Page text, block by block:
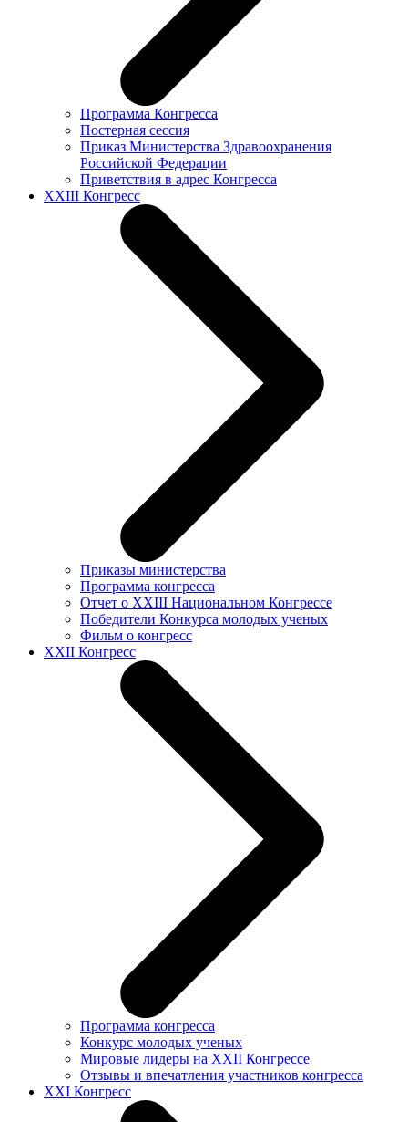
Программа Конгресса
Постерная сессия
Приказ Министерства Здравоохранения
Российской Федерации
Приветствия в адрес Конгресса
XXIII Конгресс
Приказы министерства
Программа конгресса
Отчет о XXIII Национальном Конгрессе
Победители Конкурса молодых ученых
Фильм о конгресс
XXII Конгресс
Программа конгресса
Конкурс молодых ученых
Мировые лидеры на XXII Конгрессе
Отзывы и впечатления участников конгресса
XXI Конгресс